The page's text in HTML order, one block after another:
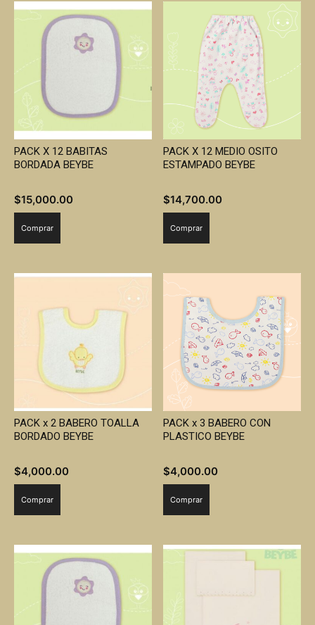
PACK X 12 BABITAS
BORDADA BEYBE
$15,000.00
Comprar
PACK X 12 MEDIO OSITO
ESTAMPADO BEYBE
$14,700.00
Comprar
PACK x 2 BABERO TOALLA
BORDADO BEYBE
$4,000.00
Comprar
PACK x 3 BABERO CON
PLASTICO BEYBE
$4,000.00
Comprar